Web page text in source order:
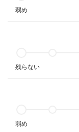
弱め
残らない
弱め